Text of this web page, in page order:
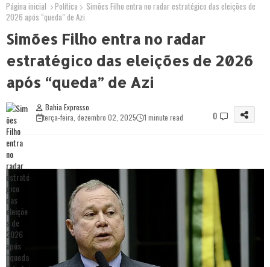
Página inicial Política
Simões Filho entra no radar estratégico das eleições de
2026 após “queda” de Azi
Simões Filho entra no radar
estratégico das eleições de 2026
após “queda” de Azi
Bahia Expresso
terça-feira, dezembro 02, 2025
1 minute read 0